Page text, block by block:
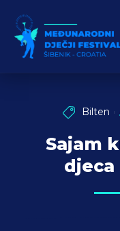
Bilten
Sajam
djeca